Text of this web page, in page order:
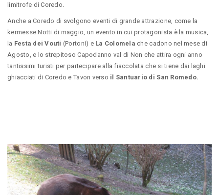
limitrofe di Coredo.
Anche a Coredo di svolgono eventi di grande attrazione, come la
kermesse Notti di maggio, un evento in cui protagonista è la musica,
la Festa dei Vouti (Portoni) e La Colomela che cadono nel mese di
Agosto, e lo strepitoso Capodanno val di Non che attira ogni anno
tantissimi turisti per partecipare alla fiaccolata che si tiene dai laghi
ghiacciati di Coredo e Tavon verso il Santuario di San Romedo.